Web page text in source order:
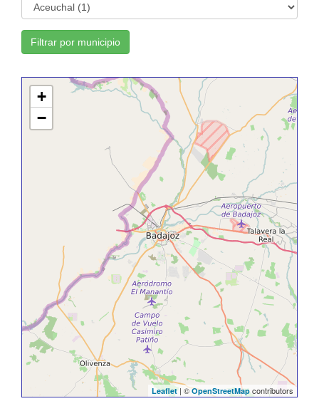
Filtrar por municipio
+
−
Leaflet | ©OpenStreetMap contributors